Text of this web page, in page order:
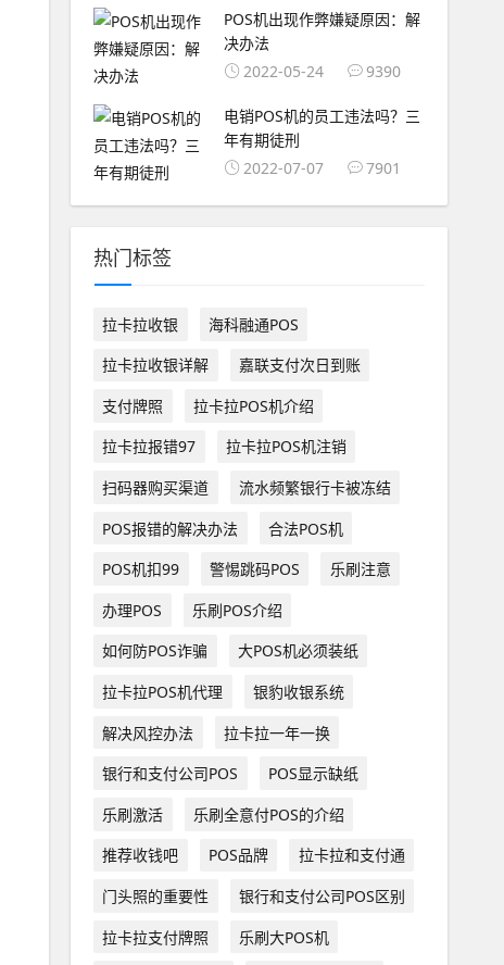
POS机出现作弊嫌疑原因：解
决办法
2022-05-24
9390
电销POS机的员工违法吗？三
年有期徒刑
2022-07-07
7901
热门标签
拉卡拉收银
海科融通POS
拉卡拉收银详解
嘉联支付次日到账
支付牌照
拉卡拉POS机介绍
拉卡拉报错97
拉卡拉POS机注销
扫码器购买渠道
流水频繁银行卡被冻结
POS报错的解决办法
合法POS机
POS机扣99
警惕跳码POS
乐刷注意
办理POS
乐刷POS介绍
如何防POS诈骗
大POS机必须装纸
拉卡拉POS机代理
银豹收银系统
解决风控办法
拉卡拉一年一换
银行和支付公司POS
POS显示缺纸
乐刷激活
乐刷全意付POS的介绍
推荐收钱吧
POS品牌
拉卡拉和支付通
门头照的重要性
银行和支付公司POS区别
拉卡拉支付牌照
乐刷大POS机